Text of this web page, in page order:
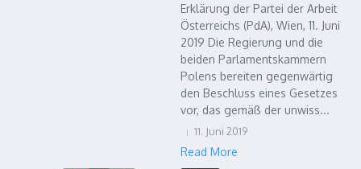
Erklärung der Partei der Arbeit
Österreichs (PdA), Wien, 11. Juni
2019 Die Regierung und die
beiden Parlamentskammern
Polens bereiten gegenwärtig
den Beschluss eines Gesetzes
vor, das gemäß der unwiss...
11. Juni 2019
Read More